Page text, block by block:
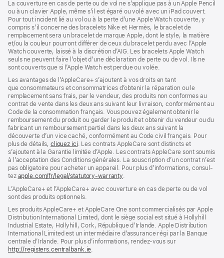
La couverture en cas de perte ou de vol ne s’applique pas à un Apple Pencil
ou à un clavier Apple, même s’il est égaré ou volé avec un iPad couvert.
Pour tout incident lié au vol ou à la perte d’une Apple Watch couverte, y
compris s’il concerne des bracelets Nike et Hermès, le bracelet de
remplacement sera un bracelet de marque Apple, dont le style, la matière
et/ou la couleur pourront différer de ceux du bracelet perdu avec l’Apple
Watch couverte, laissé à la discrétion d’AIG. Les bracelets Apple Watch
seuls ne peuvent faire l’objet d’une déclaration de perte ou de vol. Ils ne
sont couverts que si l’Apple Watch est perdue ou volée.
Les avan­tages de l’AppleCare+ s’ajoutent à vos droits en tant
que consommateurs et consommatrices d’obtenir la réparation ou le
rempla­cement sans frais, par le vendeur, des pro­duits non conformes au
contrat de vente dans les deux ans suivant leur livraison, conformément au
Code de la consom­mation français. Vous pouvez égale­ment obtenir le
rembour­sement du produit ou garder le produit et obtenir du vendeur ou du
fabricant un rembour­sement partiel dans les deux ans suivant la
découverte d’un vice caché, conformément au Code civil français. Pour
plus de détails, cliquez ici(s’ouvre
dans
une
nouvelle
fenêtre)
. Les contrats AppleCare sont distincts et
s’ajoutent à la Garantie limitée d’Apple. Les contrats AppleCare sont soumis
à l’acceptation des Conditions générales. La souscription d’un contrat n’est
pas obligatoire pour acheter un appa­reil. Pour plus d’infor­mations, consul­
tez apple.com/fr/legal/statutory-warranty(s’ouvre
une
fenêtre)
.
L’AppleCare+ et l’AppleCare+ avec couver­ture en cas de perte ou de vol
sont des pro­duits optionnels.
Les produits AppleCare+ et AppleCare One sont commercialisés par Apple
Distribution International Limited, dont le siège social est situé à Hollyhill
Industrial Estate, Hollyhill, Cork, République d’Irlande. Apple Distribution
International Limited est un intermédiaire d’assurance régi par la Banque
centrale d’Irlande. Pour plus d’informations, rendez-vous sur
http://registers.centralbank.ie(s’ouvre
.